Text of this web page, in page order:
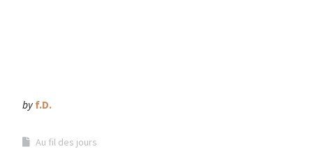
by f.D.
Au fil des jours